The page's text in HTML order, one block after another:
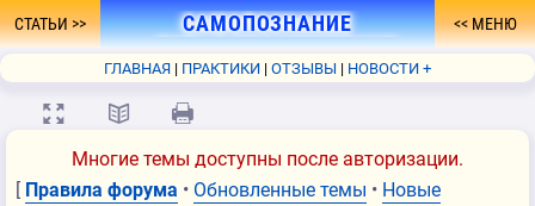
СТАТЬИ
САМОПОЗНАНИЕ
- ПУТЬ К ПРОСВЕТЛЕНИЮ
МЕНЮ
ГЛАВНАЯ ПРАКТИКИ ОТЗЫВЫ
НОВОСТИ +
💻 📖
🖨
Многие темы доступны после авторизации.
[ Правила форума • Обновленные темы • Новые